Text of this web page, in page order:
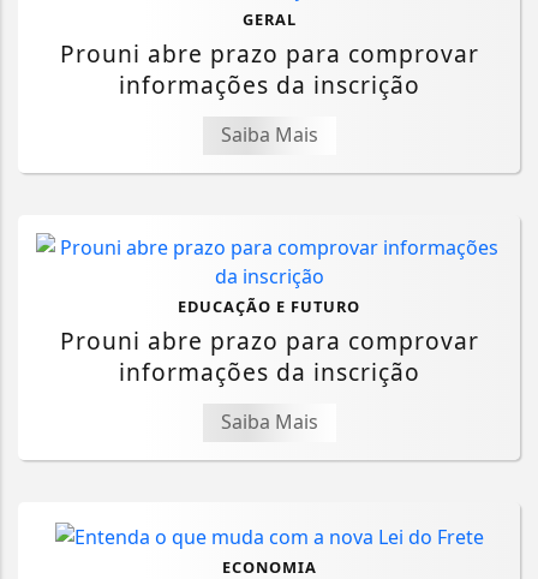
GERAL
Prouni abre prazo para comprovar
informações da inscrição
Saiba Mais
EDUCAÇÃO E FUTURO
Prouni abre prazo para comprovar
informações da inscrição
Saiba Mais
ECONOMIA